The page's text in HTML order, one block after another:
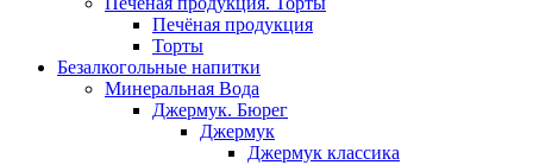
Печёная продукция
Торты
Безалкогольные напитки
Минеральная Вода
Джермук. Бюрег
Джермук
Джермук классика